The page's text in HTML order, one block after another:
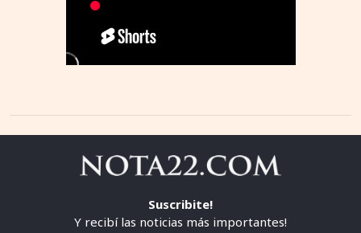
Suscribite!
Y recibí las noticias más importantes!